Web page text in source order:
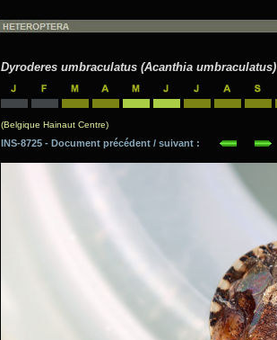
Dyroderes umbraculatus (Acanthia umbraculatus)
(Belgique Hainaut Centre)
INS-8725 - Document précédent / suivant :